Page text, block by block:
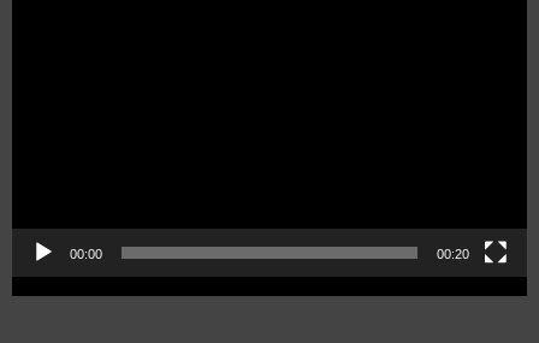
00:00 00:20